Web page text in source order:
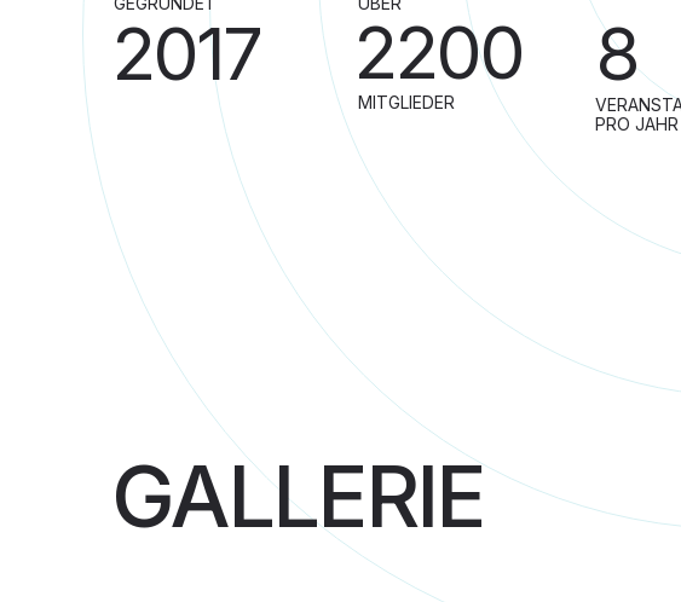
2017 8
PRO JAHR
MITGLIEDER
2200
GALLERIE